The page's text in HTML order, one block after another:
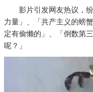
影片引发网友热议，
力量」、「共产主义的螃
定有偷懒的」、「倒数第
呢？」